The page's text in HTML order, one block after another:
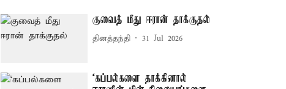
குவைத் மீது ஈரான் தாக்குதல்
தினத்தந்தி 31 Jul 2026
‘கப்பல்களை தாக்கினால்